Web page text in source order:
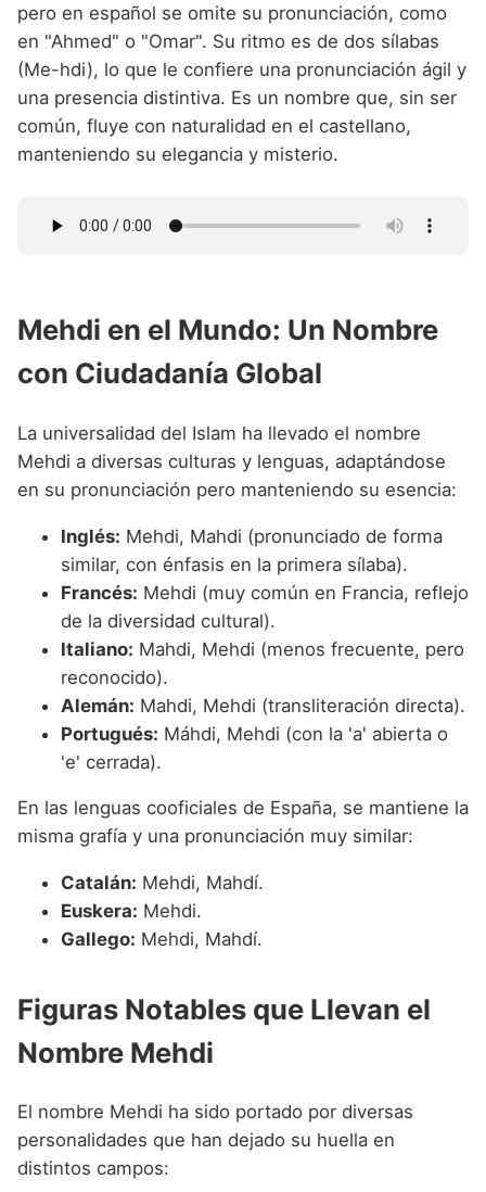
pero en español se omite su pronunciación, como
en "Ahmed" o "Omar". Su ritmo es de dos sílabas
(Me-hdi), lo que le confiere una pronunciación ágil y
una presencia distintiva. Es un nombre que, sin ser
común, fluye con naturalidad en el castellano,
manteniendo su elegancia y misterio.
Mehdi en el Mundo: Un Nombre
con Ciudadanía Global
La universalidad del Islam ha llevado el nombre
Mehdi a diversas culturas y lenguas, adaptándose
en su pronunciación pero manteniendo su esencia:
Inglés: Mehdi, Mahdi (pronunciado de forma
similar, con énfasis en la primera sílaba).
Francés: Mehdi (muy común en Francia, reflejo
de la diversidad cultural).
Italiano: Mahdi, Mehdi (menos frecuente, pero
reconocido).
Alemán: Mahdi, Mehdi (transliteración directa).
Portugués: Máhdi, Mehdi (con la 'a' abierta o
'e' cerrada).
En las lenguas cooficiales de España, se mantiene la
misma grafía y una pronunciación muy similar:
Catalán: Mehdi, Mahdí.
Euskera: Mehdi.
Gallego: Mehdi, Mahdí.
Figuras Notables que Llevan el
Nombre Mehdi
El nombre Mehdi ha sido portado por diversas
personalidades que han dejado su huella en
distintos campos: